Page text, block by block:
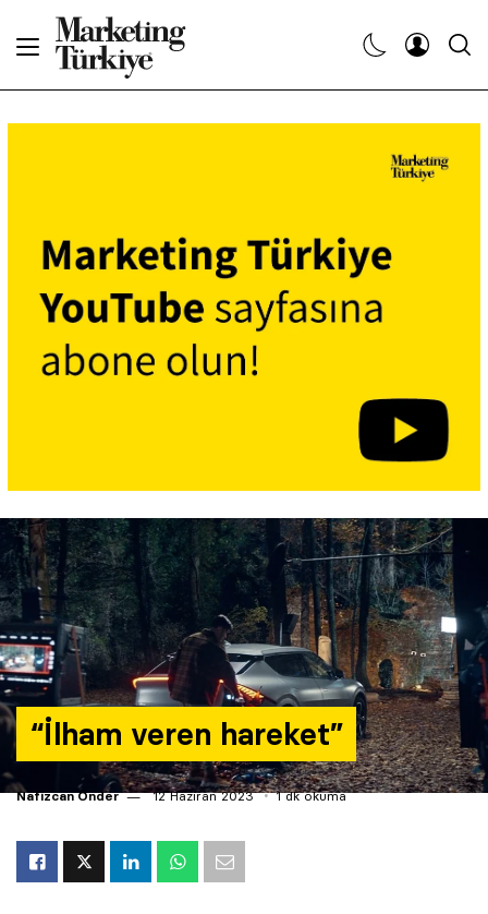
“İlham veren hareket”
Nafizcan Önder 12 Haziran 2023 1 dk okuma
Dergiler
Etkinlikler
Araştırma